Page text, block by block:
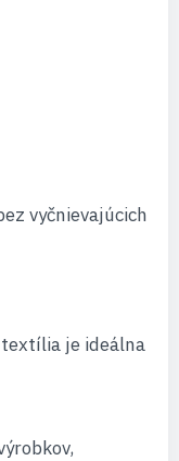
vyčnievajúcich
je ideálna